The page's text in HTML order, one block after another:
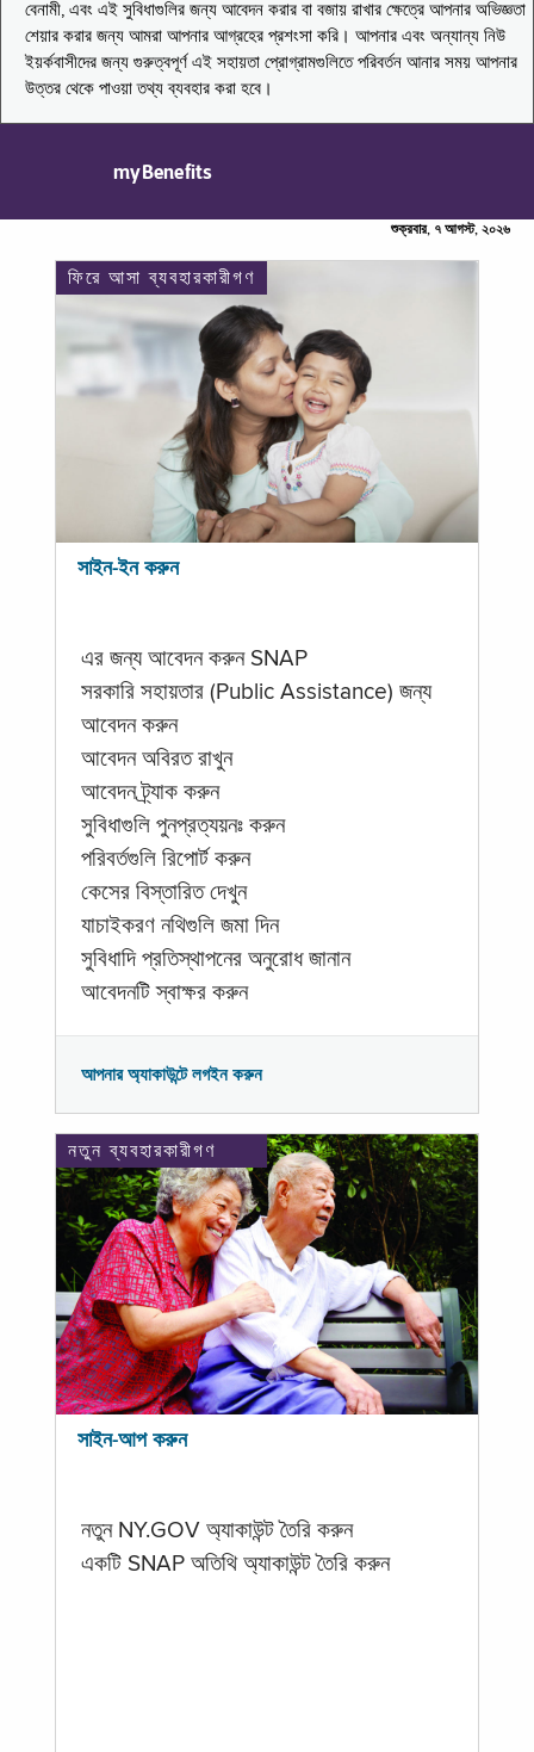
বেনামী, এবং এই সুবিধাগুলির জন্য আবেদন করার বা বজায় রাখার ক্ষেত্রে আপনার অভিজ্ঞতা
শেয়ার করার জন্য আমরা আপনার আগ্রহের প্রশংসা করি। আপনার এবং অন্যান্য নিউ
ইয়র্কবাসীদের জন্য গুরুত্বপূর্ণ এই সহায়তা প্রোগ্রামগুলিতে পরিবর্তন আনার সময় আপনার
উত্তর থেকে পাওয়া তথ্য ব্যবহার করা হবে।
myBenefits
শুক্রবার, ৭ আগস্ট, ২০২৬
ফিরে আসা ব্যবহারকারীগণ
সাইন-ইন করুন
এর জন্য আবেদন করুন SNAP
সরকারি সহায়তার (Public Assistance) জন্য
আবেদন করুন
আবেদন অবিরত রাখুন
আবেদন ট্র্যাক করুন
সুবিধাগুলি পুনপ্রত্যয়নঃ করুন
পরিবর্তগুলি রিপোর্ট করুন
কেসের বিস্তারিত দেখুন
যাচাইকরণ নথিগুলি জমা দিন
সুবিধাদি প্রতিস্থাপনের অনুরোধ জানান
আবেদনটি স্বাক্ষর করুন
আপনার অ্যাকাউন্টে লগইন করুন
নতুন ব্যবহারকারীগণ
সাইন-আপ করুন
নতুন NY.GOV অ্যাকাউন্ট তৈরি করুন
একটি SNAP অতিথি অ্যাকাউন্ট তৈরি করুন